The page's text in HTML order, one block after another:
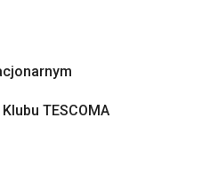
TESCOMA